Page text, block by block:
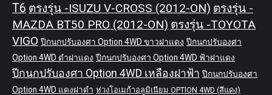
T6 ตรงรุ่น -ISUZU V-CROSS (2012-ON) ตรงรุ่น -
MAZDA BT50 PRO (2012-ON) ตรงรุ่น -TOYOTA
VIGO ปีกนกปรับองศา Option 4WD ขาวฝาแดง ปีกนกปรับองศา
Option 4WD ดำฝาแดง ปีกนกปรับองศา Option 4WD ฟ้าฝาแดง
ปีกนกปรับองศา Option 4WD เหลืองฝาฟ้า ปีกนกปรับองศา
Option 4WD แดงฝาดำ ห่วงโอเมก้าอลูมิเนียม OPTION 4WD (สีแดง)